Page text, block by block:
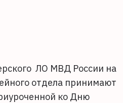
ЛО МВД России на
отдела принимают
ко Дню